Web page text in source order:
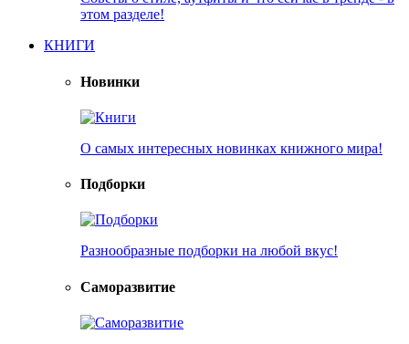
этом разделе!
КНИГИ
Новинки
О самых интересных новинках книжного мира!
Подборки
Разнообразные подборки на любой вкус!
Саморазвитие